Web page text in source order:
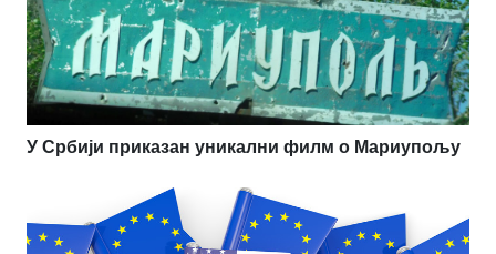
У Србији приказан уникални филм о Мариупољу